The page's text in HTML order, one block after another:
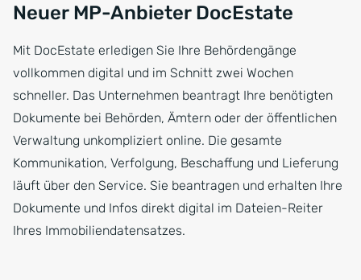
Neuer MP-Anbieter DocEstate
Mit DocEstate erledigen Sie Ihre Behördengänge
vollkommen digital und im Schnitt zwei Wochen
schneller. Das Unternehmen beantragt Ihre benötigten
Dokumente bei Behörden, Ämtern oder der öffentlichen
Verwaltung unkompliziert online. Die gesamte
Kommunikation, Verfolgung, Beschaffung und Lieferung
läuft über den Service. Sie beantragen und erhalten Ihre
Dokumente und Infos direkt digital im Dateien-Reiter
Ihres Immobiliendatensatzes.